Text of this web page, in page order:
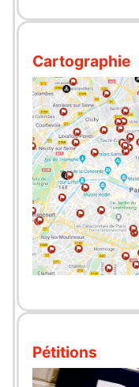
Cartographie
Pétitions